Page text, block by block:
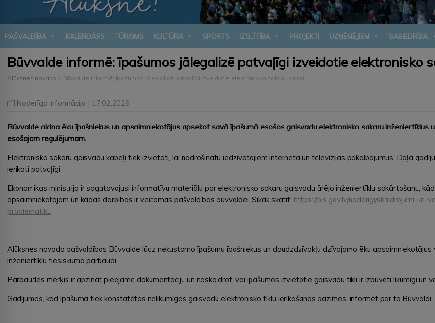
PAŠVALDĪBA KALENDĀRS TŪRISMS KULTŪRA SPORTS IZGLĪTĪBA PROJEKTI UZŅĒMĒJIEM SABIEDRĪBA
Būvvalde informē: īpašumos jālegalizē patvaļīgi izveidotie elektronisko
Alūksnes novads > Būvvalde informē: īpašumos jālegalizē patvaļīgi izveidotie elektronisko sakaru kabeļi
Noderīga informācija | 17.02.2026
Būvvalde aicina ēku īpašniekus un apsaimniekotājus apsekot savā īpašumā esošos gaisvadu elektronisko sakaru
esošajam regulējumam.
Elektronisko sakaru gaisvadu kabeļi tiek izvietoti, lai nodrošinātu iedzīvotājiem interneta un televīzijas pakalpojumus. Daļā
ierīkoti patvaļīgi.
Ekonomikas ministrija ir sagatavojusi informatīvu materiālu par elektronisko sakaru gaisvadu ārējo inženiertīklu sakārtošanu,
apsaimniekotājam un kādas darbības ir veicamas pašvaldības būvvaldei. Sīkāk skatīt: https://bis.gov.lv/noderigi/skaidrojumi-un-
problematiku
Alūksnes novada pašvaldības Būvvalde lūdz nekustamo īpašumu īpašniekus un daudzdzīvokļu dzīvojamo ēku
inženiertīklu tiesiskuma pārbaudi.
Pārbaudes mērķis ir apzināt pieejamo dokumentāciju un noskaidrot, vai īpašumos izvietotie gaisvadu tīkli ir izbūvēti likumīgi un
Gadījumos, kad īpašumā tiek konstatētas nelikumīgas gaisvadu elektronisko tīklu ierīkošanas pazīmes, informēt par to